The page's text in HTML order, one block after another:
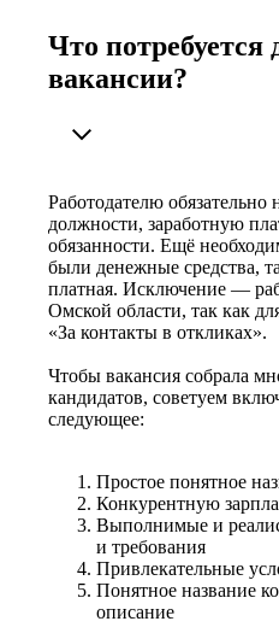
Что
вакансии?
Работодателю обязательно
должности, заработную
обязанности. Ещё
были денежные средства,
платная. Исключение —
Омской области, так как
«За контакты в откликах».
Чтобы вакансия собрала
кандидатов, советуем
следующее:
Простое понятное
Конкурентную
Выполнимые и
и требования
Привлекательные
Понятное название
описание